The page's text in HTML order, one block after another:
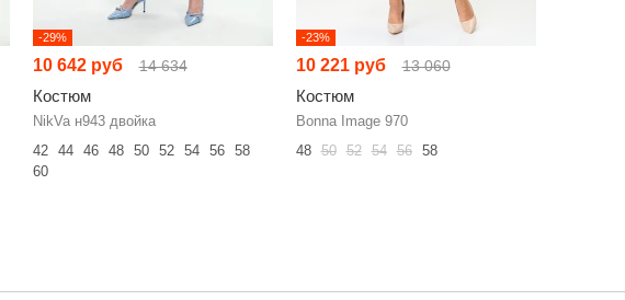
-29%
10 642 руб 14 634
Костюм
NikVa н943 двойка
42
44 46 48 50 52 54 56
58
60
-23%
10 221 руб 13 060
Костюм
Bonna Image 970
48 50 52 54 56 58